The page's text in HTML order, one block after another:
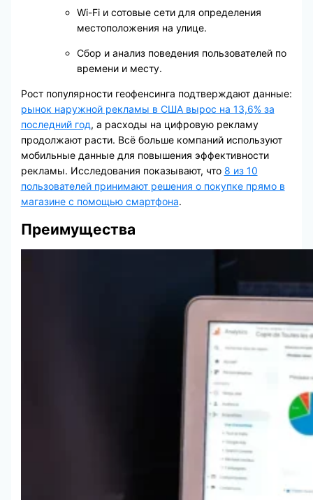
Wi-Fi и сотовые сети для определения
местоположения на улице.
Сбор и анализ поведения пользователей по
времени и месту.
Рост популярности геофенсинга подтверждают данные:
рынок наружной рекламы в США вырос на 13,6% за
последний год, а расходы на цифровую рекламу
продолжают расти. Всё больше компаний используют
мобильные данные для повышения эффективности
рекламы. Исследования показывают, что 8 из 10
пользователей принимают решения о покупке прямо в
магазине с помощью смартфона.
Преимущества